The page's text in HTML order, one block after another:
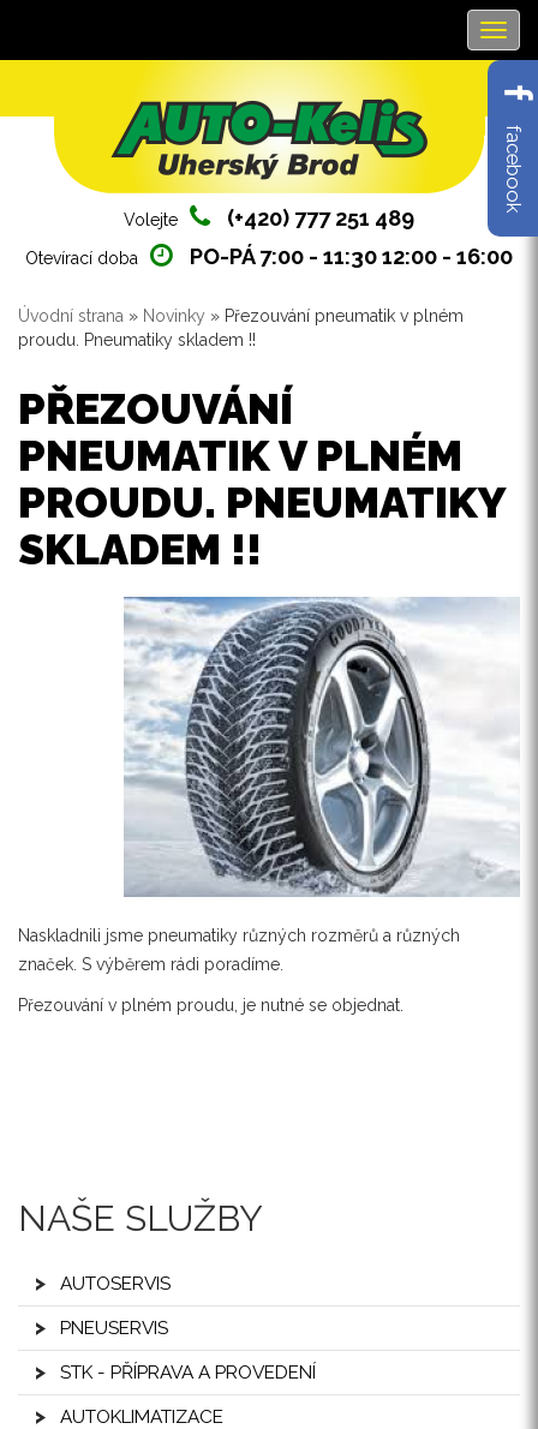
facebook
Volejte (+420) 777 251 489
Otevírací doba PO-PÁ 7:00 - 11:30 12:00 - 16:00
NAŠE SLUŽBY
AUTOSERVIS
PNEUSERVIS
STK - PŘÍPRAVA A PROVEDENÍ
AUTOKLIMATIZACE
Jste zde
Úvodní strana » Novinky » Přezouvání pneumatik v plném
proudu. Pneumatiky skladem !!
PŘEZOUVÁNÍ
PNEUMATIK V PLNÉM
PROUDU. PNEUMATIKY
SKLADEM !!
Naskladnili jsme pneumatiky různých rozměrů a různých
značek. S výběrem rádi poradíme.
Přezouvání v plném proudu, je nutné se objednat.